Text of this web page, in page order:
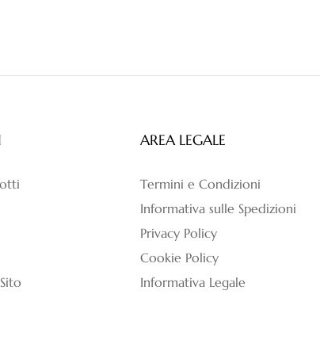
AREA LEGALE
Termini e Condizioni
Informativa sulle Spedizioni
Privacy Policy
Cookie Policy
Informativa Legale